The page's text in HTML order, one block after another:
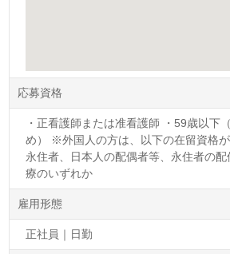
応募資格
・正看護師または准看護師 ・59歳以下
め） ※外国人の方は、以下の在留資格
永住者、日本人の配偶者等、永住者の
療のいずれか
雇用形態
正社員｜日勤